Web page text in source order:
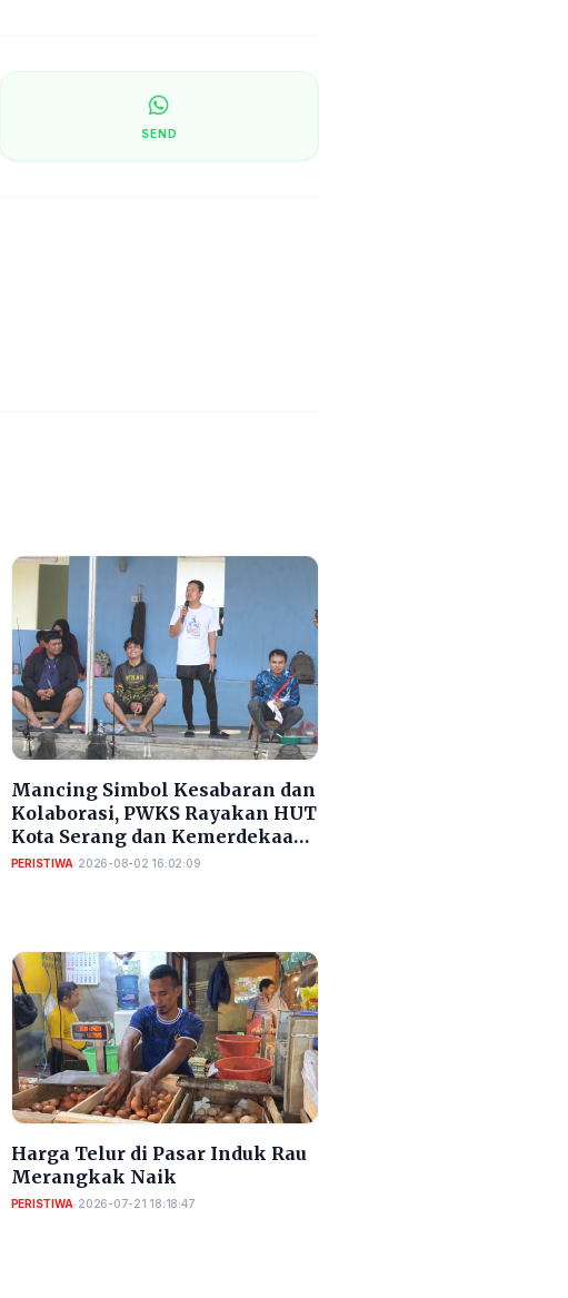
SEND
Mancing Simbol Kesabaran dan
Kolaborasi, PWKS Rayakan HUT
Kota Serang dan Kemerdekaan
RI
PERISTIWA•2026-08-02 16:02:09
Harga Telur di Pasar Induk Rau
Merangkak Naik
PERISTIWA•2026-07-21 18:18:47